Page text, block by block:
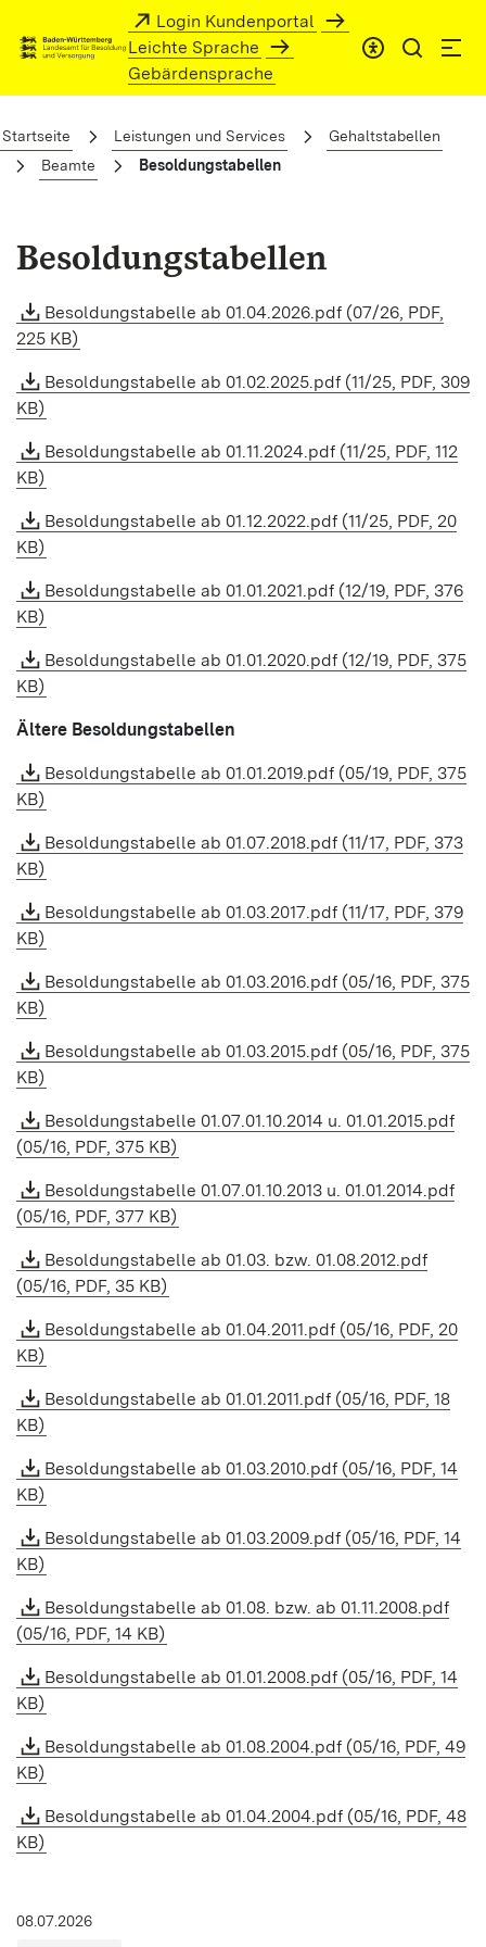
Zum Hauptinhalt springenLogin Kundenportal
Leichte Sprache
Gebärdensprache
Startseite Leistungen und Services
Gehaltstabellen
Beamte
Besoldungstabellen
08.07.2026
Besoldungstabellen
Besoldungstabelle ab 01.04.2026.pdf (07/26, PDF,
225 KB)
Besoldungstabelle ab 01.02.2025.pdf (11/25, PDF, 309
KB)
Besoldungstabelle ab 01.11.2024.pdf (11/25, PDF, 112
KB)
Besoldungstabelle ab 01.12.2022.pdf (11/25, PDF, 20
KB)
Besoldungstabelle ab 01.01.2021.pdf (12/19, PDF, 376
KB)
Besoldungstabelle ab 01.01.2020.pdf (12/19, PDF, 375
KB)
Ältere Besoldungstabellen
Besoldungstabelle ab 01.01.2019.pdf (05/19, PDF, 375
KB)
Besoldungstabelle ab 01.07.2018.pdf (11/17, PDF, 373
KB)
Besoldungstabelle ab 01.03.2017.pdf (11/17, PDF, 379
KB)
Besoldungstabelle ab 01.03.2016.pdf (05/16, PDF, 375
KB)
Besoldungstabelle ab 01.03.2015.pdf (05/16, PDF, 375
KB)
Besoldungstabelle 01.07.01.10.2014 u. 01.01.2015.pdf
(05/16, PDF, 375 KB)
Besoldungstabelle 01.07.01.10.2013 u. 01.01.2014.pdf
(05/16, PDF, 377 KB)
Besoldungstabelle ab 01.03. bzw. 01.08.2012.pdf
(05/16, PDF, 35 KB)
Besoldungstabelle ab 01.04.2011.pdf (05/16, PDF, 20
KB)
Besoldungstabelle ab 01.01.2011.pdf (05/16, PDF, 18
KB)
Besoldungstabelle ab 01.03.2010.pdf (05/16, PDF, 14
KB)
Besoldungstabelle ab 01.03.2009.pdf (05/16, PDF, 14
KB)
Besoldungstabelle ab 01.08. bzw. ab 01.11.2008.pdf
(05/16, PDF, 14 KB)
Besoldungstabelle ab 01.01.2008.pdf (05/16, PDF, 14
KB)
Besoldungstabelle ab 01.08.2004.pdf (05/16, PDF, 49
KB)
Besoldungstabelle ab 01.04.2004.pdf (05/16, PDF, 48
KB)